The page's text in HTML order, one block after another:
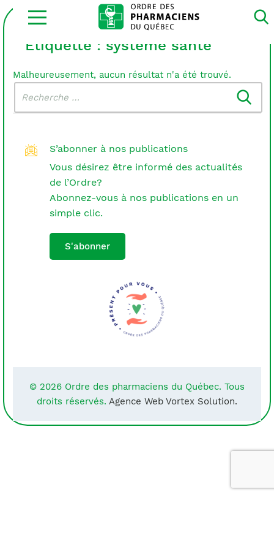
Ouvrir
la
site
Étiquette : système santé
Malheureusement, aucun résultat n'a été trouvé.
dans
le
S’abonner à nos publications
Vous désirez être informé des actualités
de l’Ordre?
Abonnez-vous à nos publications en un
simple clic.
S'abonner
© 2026 Ordre des pharmaciens du Québec. Tous
droits réservés. Agence Web Vortex Solution.